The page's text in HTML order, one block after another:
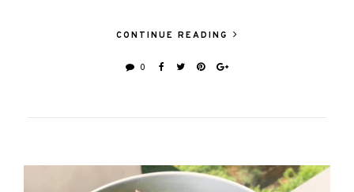
CONTINUE READING
0